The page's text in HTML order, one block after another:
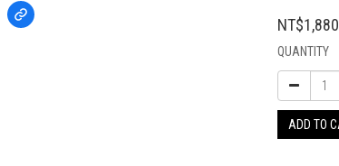
NT$1,880
QUANTITY
ADD TO